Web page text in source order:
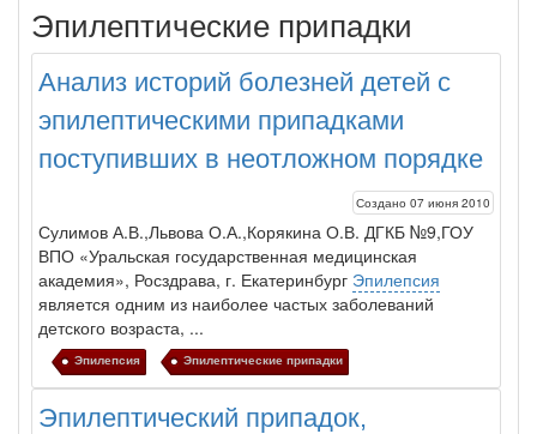
Эпилептические припадки
Анализ историй болезней детей с
эпилептическими припадками
поступивших в неотложном порядке
Создано 07 июня 2010
Сулимов А.В.,Львова О.А.,Корякина О.В. ДГКБ №9,ГОУ
ВПО «Уральская государственная медицинская
академия», Росздрава, г. Екатеринбург Эпилепсия
является одним из наиболее частых заболеваний
детского воз­раста, ...
Эпилепсия Эпилептические припадки
Эпилептический припадок,